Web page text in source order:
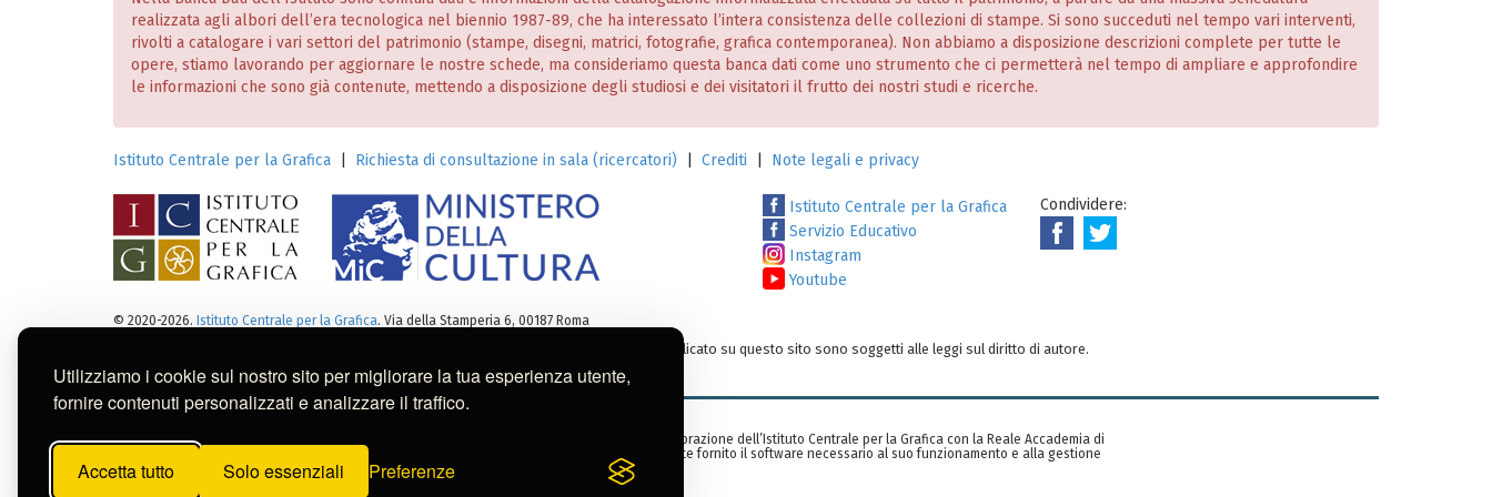
Utilizziamo i cookie sul nostro sito per migliorare la tua esperienza utente,
fornire contenuti personalizzati e analizzare il traffico.
Accetta tutto Solo essenziali Preferenze
realizzata agli albori dell’era tecnologica nel biennio 1987-89, che ha interessato l’intera consistenza delle collezioni di stampe. Si sono succeduti nel tempo vari interventi,
rivolti a catalogare i vari settori del patrimonio (stampe, disegni, matrici, fotografie, grafica contemporanea). Non abbiamo a disposizione descrizioni complete per tutte le
opere, stiamo lavorando per aggiornare le nostre schede, ma consideriamo questa banca dati come uno strumento che ci permetterà nel tempo di ampliare e approfondire
le informazioni che sono già contenute, mettendo a disposizione degli studiosi e dei visitatori il frutto dei nostri studi e ricerche.
Istituto Centrale per la Grafica Richiesta di consultazione in sala (ricercatori) Crediti Note legali e privacy
Istituto Centrale per la Grafica
Servizio Educativo
Instagram
Youtube
Condividere:
© 2020-2026. Istituto Centrale per la Grafica. Via della Stamperia 6, 00187 Roma
Tutti i diritti sui cataloghi, sulle immagini, sui testi e/o su altro materiale pubblicato su questo sito sono soggetti alle leggi sul diritto di autore.
Per usi commerciali dei contenuti contattare l'Istituto:
ic-gr@cultura.gov.it
Questa banca dati è stata realizzata nell’ambito di una collaborazione dell’Istituto Centrale per la Grafica con la Reale Accademia di
Belle Arti di San Fernando (Madrid, Spagna), che ha gentilmente fornito il software necessario al suo funzionamento e alla gestione
dei contenuti